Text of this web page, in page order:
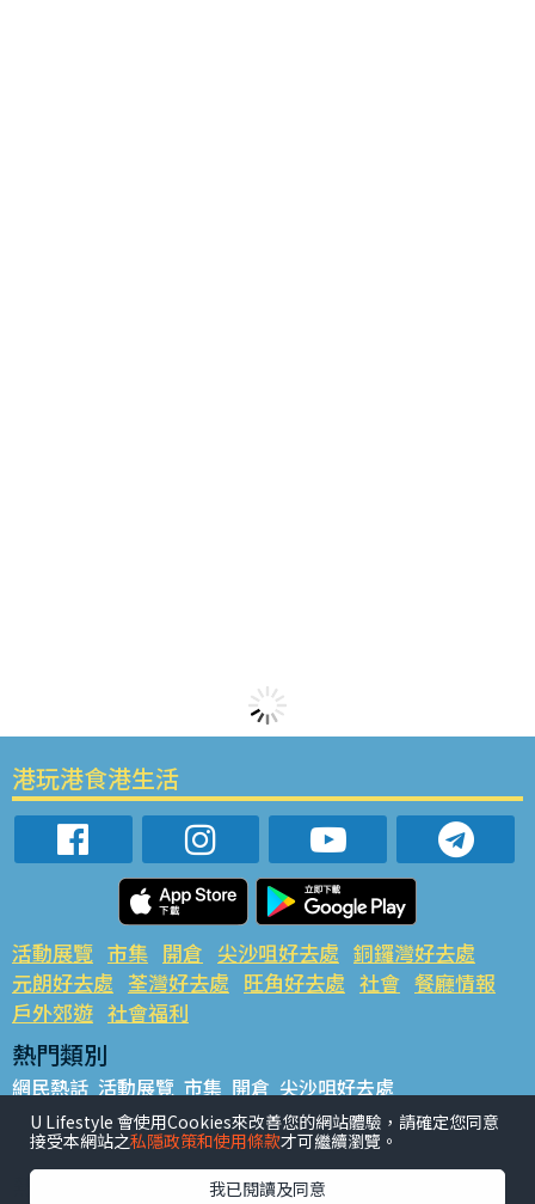
港玩港食港生活
活動展覽 市集 開倉 尖沙咀好去處 銅鑼灣好去處
元朗好去處 荃灣好去處 旺角好去處 社會 餐廳情報
戶外郊遊 社會福利
熱門類別
網民熱話 活動展覽 市集 開倉 尖沙咀好去處
銅鑼灣好去處 元朗好去處 荃灣好去處 旺角好去處 社會
餐廳情報 戶外郊遊
熱門標籤
U Lifestyle 會使用Cookies來改善您的網站體驗，請確定您同意
接受本網站之私隱政策和使用條款才可繼續瀏覽。
我已閱讀及同意